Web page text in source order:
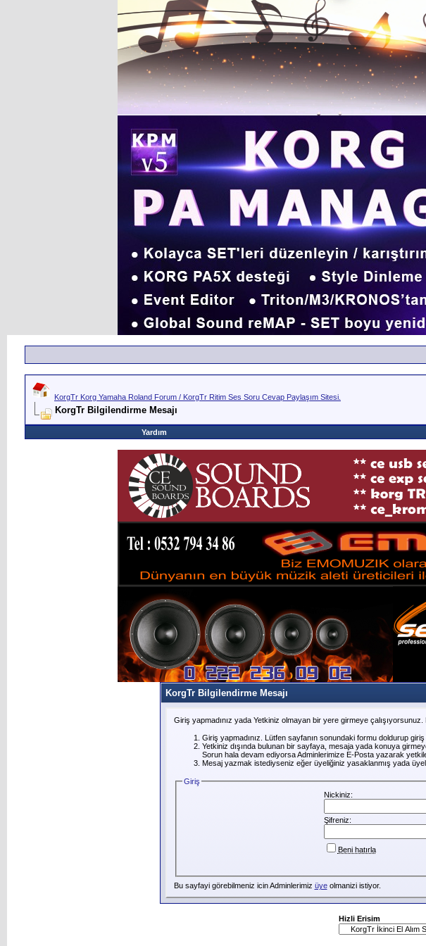
KorgTr Korg Yamaha Roland Forum / KorgTr Ritim Ses Soru Cevap Paylaşım Sitesi.
KorgTr Bilgilendirme Mesajı
Yardım
KorgTr Bilgilendirme Mesajı
Giriş yapmadınız yada Yetkiniz olmayan bir yere girmeye çalışıyorsunuz.
Giriş yapmadınız. Lütfen sayfanın sonundaki formu doldurup giriş
Yetkiniz dışında bulunan bir sayfaya, mesaja yada konuya
Sorun hala devam ediyorsa Adminlerimize E-Posta yazarak
Mesaj yazmak istediyseniz eğer üyeliğiniz yasaklanmış yada
Giriş
Nickiniz:
Şifreniz:
Beni hatırla
Bu sayfayi görebilmeniz icin Adminlerimiz üyeolmanizi istiyor.
Hizli Erisim